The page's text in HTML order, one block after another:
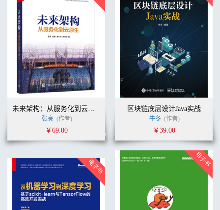
未来架构：从服务化到云原生
张亮 (作者)
￥69.00
区块链底层设计Java实战
牛冬 (作者)
￥39.00